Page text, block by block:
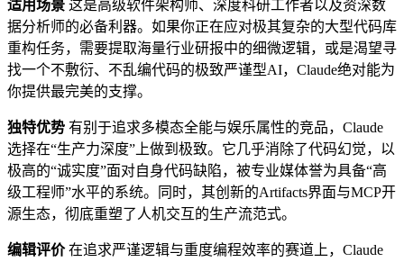
适用场景 这是高级软件架构师、深度科研工作者以及资深数
据分析师的必备利器。如果你正在应对极其复杂的大型代码库
重构任务，需要提取海量行业研报中的细微逻辑，或是渴望寻
找一个不敷衍、不乱编代码的极致严谨型AI，Claude绝对能为
你提供最完美的支撑。
独特优势 有别于追求多模态全能与娱乐属性的竞品，Claude
选择在“生产力深度”上做到极致。它几乎消除了代码幻觉，以
极高的“诚实度”面对自身代码缺陷，被专业媒体誉为具备“高
级工程师”水平的系统。同时，其创新的Artifacts界面与MCP开
源生态，彻底重塑了人机交互的生产流范式。
编辑评价在追求严谨逻辑与重度编程效率的赛道上，Claude